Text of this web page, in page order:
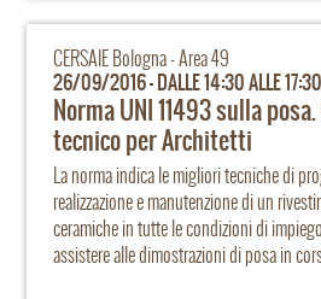
CERSAIE Bologna - Area 49
26/09/2016 - DALLE 14:30 ALLE 17:30
Norma UNI 11493 sulla
tecnico per Architetti
La norma indica le migliori tecniche di
realizzazione e manutenzione di un
ceramiche in tutte le condizioni di
assistere alle dimostrazioni di posa in